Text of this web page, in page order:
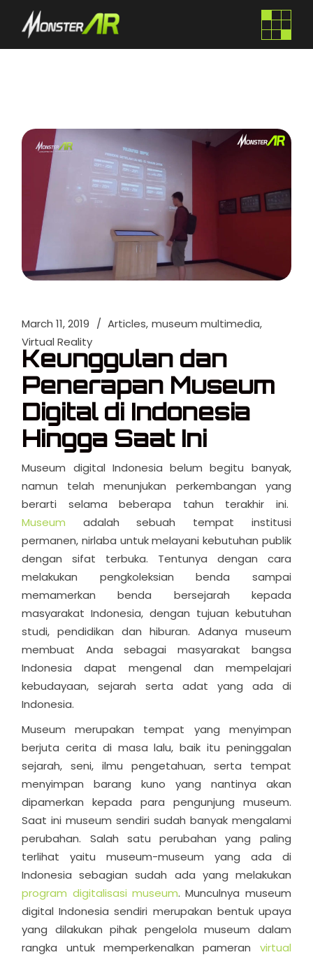
March 11, 2019 Articles museum multimedia
Virtual Reality
Keunggulan dan
Penerapan Museum
Digital di Indonesia
Hingga Saat Ini
Museum digital Indonesia belum begitu banyak,
namun telah menunjukan perkembangan yang
berarti selama beberapa tahun terakhir ini.
Museum adalah sebuah tempat institusi
permanen, nirlaba untuk melayani kebutuhan publik
dengan sifat terbuka. Tentunya dengan cara
melakukan pengkoleksian benda sampai
memamerkan benda bersejarah kepada
masyarakat Indonesia, dengan tujuan kebutuhan
studi, pendidikan dan hiburan. Adanya museum
membuat Anda sebagai masyarakat bangsa
Indonesia dapat mengenal dan mempelajari
kebudayaan, sejarah serta adat yang ada di
Indonesia.
Museum merupakan tempat yang menyimpan
berjuta cerita di masa lalu, baik itu peninggalan
sejarah, seni, ilmu pengetahuan, serta tempat
menyimpan barang kuno yang nantinya akan
dipamerkan kepada para pengunjung museum.
Saat ini museum sendiri sudah banyak mengalami
perubahan. Salah satu perubahan yang paling
terlihat yaitu museum-museum yang ada di
Indonesia sebagian sudah ada yang melakukan
program digitalisasi museum. Munculnya museum
digital Indonesia sendiri merupakan bentuk upaya
yang dilakukan pihak pengelola museum dalam
rangka untuk memperkenalkan pameran virtual